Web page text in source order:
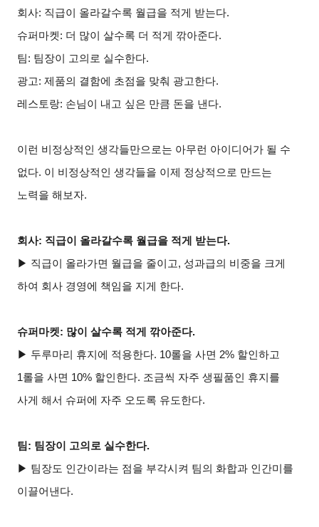
회사: 직급이 올라갈수록 월급을 적게 받는다.
슈퍼마켓: 더 많이 살수록 더 적게 깎아준다.
팀: 팀장이 고의로 실수한다.
광고: 제품의 결함에 초점을 맞춰 광고한다.
레스토랑: 손님이 내고 싶은 만큼 돈을 낸다.
이런 비정상적인 생각들만으로는 아무런 아이디어가 될 수
없다. 이 비정상적인 생각들을 이제 정상적으로 만드는
노력을 해보자.
회사: 직급이 올라갈수록 월급을 적게 받는다.
▶ 직급이 올라가면 월급을 줄이고, 성과급의 비중을 크게
하여 회사 경영에 책임을 지게 한다.
슈퍼마켓: 많이 살수록 적게 깎아준다.
▶ 두루마리 휴지에 적용한다. 10롤을 사면 2% 할인하고
1롤을 사면 10% 할인한다. 조금씩 자주 생필품인 휴지를
사게 해서 슈퍼에 자주 오도록 유도한다.
팀: 팀장이 고의로 실수한다.
▶ 팀장도 인간이라는 점을 부각시켜 팀의 화합과 인간미를
이끌어낸다.